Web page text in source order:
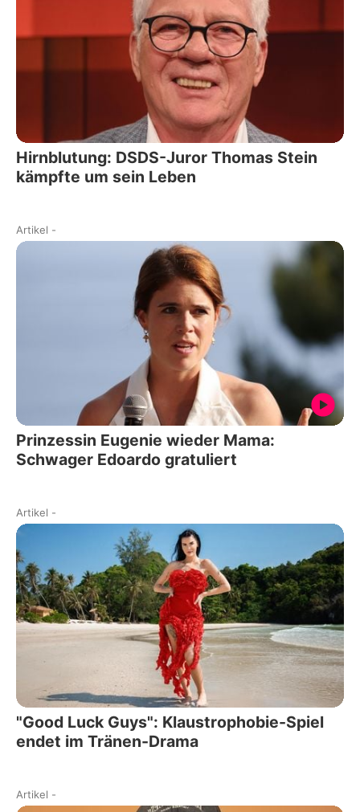
Hirnblutung: DSDS-Juror Thomas Stein
kämpfte um sein Leben
Artikel -
Prinzessin Eugenie wieder Mama:
Schwager Edoardo gratuliert
Artikel -
"Good Luck Guys": Klaustrophobie-Spiel
endet im Tränen-Drama
Artikel -